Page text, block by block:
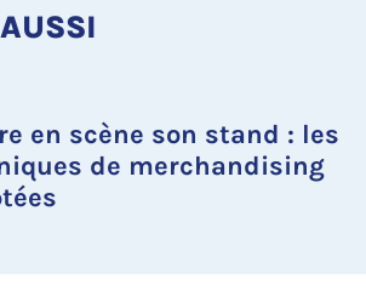
en scène son stand : les
de merchandising